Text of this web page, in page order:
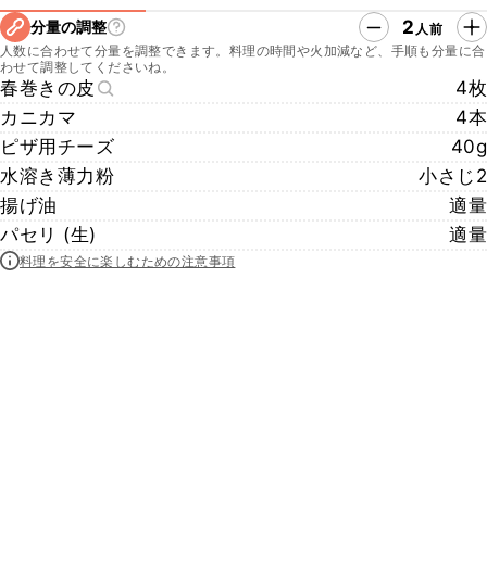
分量の調整 2 人前
人数に合わせて分量を調整できます。料理の時間や火加減など、手順も分量に合
わせて調整してくださいね。
春巻きの皮
4枚
カニカマ
4本
ピザ用チーズ
40g
水溶き薄力粉
小さじ2
揚げ油
適量
パセリ (生)
適量
料理を安全に楽しむための注意事項